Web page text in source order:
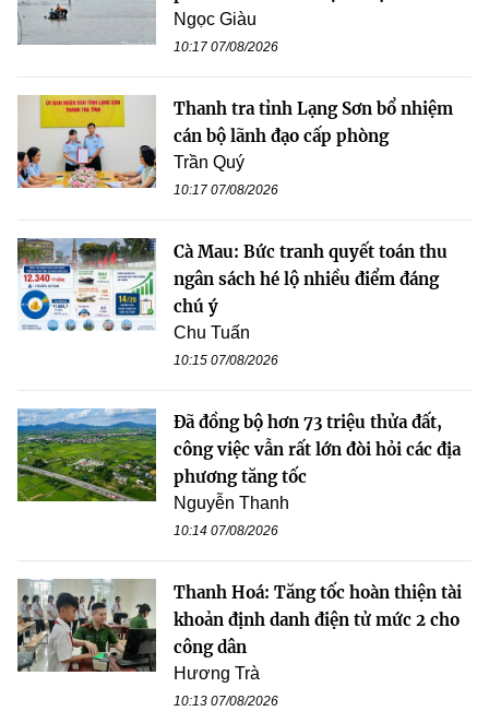
Ngọc Giàu
10:17 07/08/2026
Thanh tra tỉnh Lạng Sơn bổ nhiệm
cán bộ lãnh đạo cấp phòng
Trần Quý
10:17 07/08/2026
Cà Mau: Bức tranh quyết toán thu
ngân sách hé lộ nhiều điểm đáng
chú ý
Chu Tuấn
10:15 07/08/2026
Đã đồng bộ hơn 73 triệu thửa đất,
công việc vẫn rất lớn đòi hỏi các địa
phương tăng tốc
Nguyễn Thanh
10:14 07/08/2026
Thanh Hoá: Tăng tốc hoàn thiện tài
khoản định danh điện tử mức 2 cho
công dân
Hương Trà
10:13 07/08/2026